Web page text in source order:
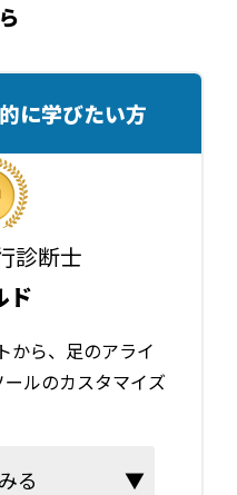
に学びたい方
診断士
ド
ら、足のアライ
ルのカスタマイズ
る